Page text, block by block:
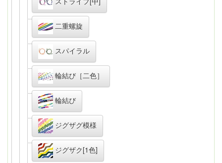
二重螺旋
スパイラル
輪結び［二色］
輪結び
ジグザグ模様
ジグザク[1色]